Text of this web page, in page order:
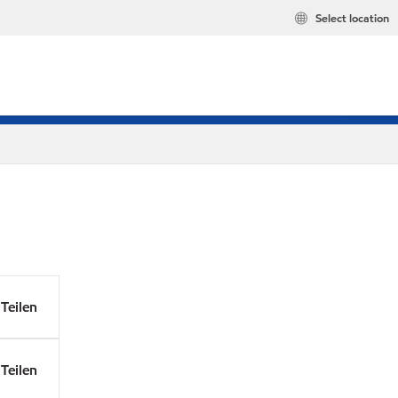
Select location
Teilen
Teilen